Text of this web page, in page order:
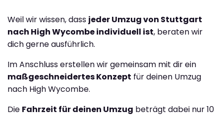
Weil wir wissen, dass jeder Umzug von Stuttgart
nach High Wycombe individuell ist, beraten wir
dich gerne ausführlich.
Im Anschluss erstellen wir gemeinsam mit dir ein
maßgeschneidertes Konzept für deinen Umzug
nach High Wycombe.
Die Fahrzeit für deinen Umzug beträgt dabei nur 10